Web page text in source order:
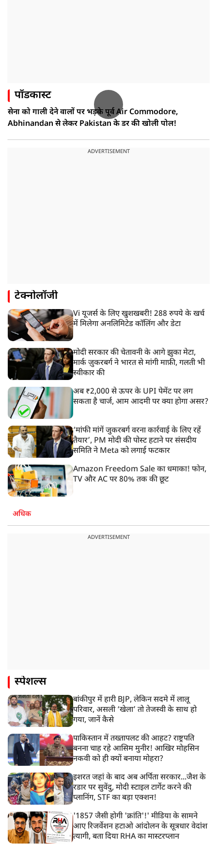
पॉडकास्ट
सेना को गाली देने वालों पर भड़के पूर्व Air Commodore,
Abhinandan से लेकर Pakistan के डर की खोली पोल!
ADVERTISEMENT
टेक्नोलॉजी
Vi यूजर्स के लिए खुशखबरी! 288 रुपये के खर्च
में मिलेगा अनलिमिटेड कॉलिंग और डेटा
मोदी सरकार की चेतावनी के आगे झुका मेटा,
मार्क ज़ुकरबर्ग ने भारत से मांगी माफ़ी, गलती भी
स्वीकार की
अब ₹2,000 से ऊपर के UPI पेमेंट पर लग
सकता है चार्ज, आम आदमी पर क्या होगा असर?
‘मांफी मांगें जुकरबर्ग वरना कार्रवाई के लिए रहें
तैयार’, PM मोदी की पोस्ट हटाने पर संसदीय
समिति ने Meta को लगाई फटकार
Amazon Freedom Sale का धमाका! फोन,
TV और AC पर 80% तक की छूट
अधिक
ADVERTISEMENT
स्पेशल्स
बांकीपुर में हारी BJP, लेकिन सदमे में लालू
परिवार, असली ‘खेला’ तो तेजस्वी के साथ हो
गया, जानें कैसे
पाकिस्तान में तख्तापलट की आहट? राष्ट्रपति
बनना चाह रहे आसिम मुनीर! आखिर मोहसिन
नकवी को ही क्यों बनाया मोहरा?
इशरत जहां के बाद अब अर्पिता सरकार...जैश के
रडार पर सुवेंदु, मोदी स्टाइल टार्गेट करने की
प्लानिंग, STF का बड़ा एक्शन!
'1857 जैसी होगी 'क्रांति'!' मीडिया के सामने
आए रिजर्वेशन हटाओ आंदोलन के सूत्रधार वेदांश
त्यागी, बता दिया RHA का मास्टरप्लान